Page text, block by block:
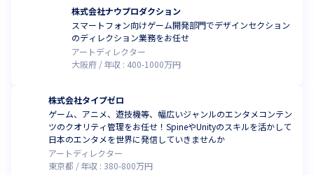
株式会社ナウプロダクション
スマートフォン向けゲーム開発部門でデザインセクション
のディレクション業務をお任せ
アートディレクター
大阪府
年収 : 400-1000万円
株式会社タイプゼロ
ゲーム、アニメ、遊技機等、幅広いジャンルのエンタメコンテン
ツのクオリティ管理をお任せ！SpineやUnityのスキルを活かして
日本のエンタメを世界に発信していきませんか
アートディレクター
東京都
年収 : 380-800万円